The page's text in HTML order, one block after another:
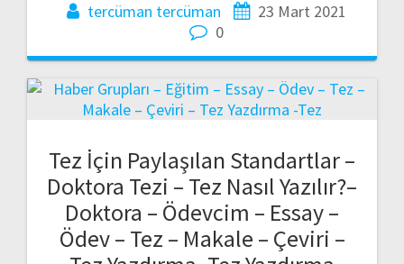
tercüman tercüman
23 Mart 2021
0
Tez İçin Paylaşılan Standartlar –
Doktora Tezi – Tez Nasıl Yazılır?–
Doktora – Ödevcim – Essay –
Ödev – Tez – Makale – Çeviri –